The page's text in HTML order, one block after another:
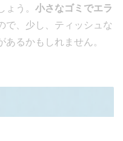
う。 小さなゴミでエラ
で、少し、ティッシュな
るかもしれません。